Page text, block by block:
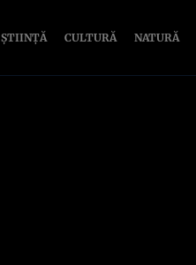
ȘTIINȚĂ CULTURĂ NATURĂ